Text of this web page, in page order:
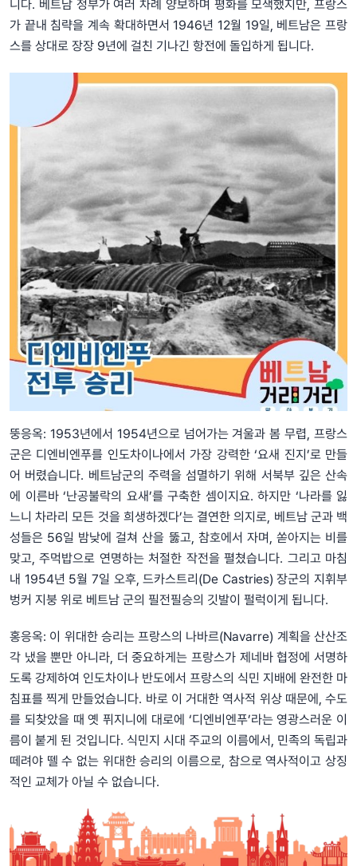
니다. 베트남 정부가 여러 차례 양보하며 평화를 모색했지만, 프랑스
가 끝내 침략을 계속 확대하면서 1946년 12월 19일, 베트남은 프랑
스를 상대로 장장 9년에 걸친 기나긴 항전에 돌입하게 됩니다.
뚱응옥: 1953년에서 1954년으로 넘어가는 겨울과 봄 무렵, 프랑스
군은 디엔비엔푸를 인도차이나에서 가장 강력한 ‘요새 진지’로 만들
어 버렸습니다. 베트남군의 주력을 섬멸하기 위해 서북부 깊은 산속
에 이른바 ‘난공불락의 요새’를 구축한 셈이지요. 하지만 ‘나라를 잃
느니 차라리 모든 것을 희생하겠다’는 결연한 의지로, 베트남 군과 백
성들은 56일 밤낮에 걸쳐 산을 뚫고, 참호에서 자며, 쏟아지는 비를
맞고, 주먹밥으로 연명하는 처절한 작전을 펼쳤습니다. 그리고 마침
내 1954년 5월 7일 오후, 드카스트리(De Castries) 장군의 지휘부
벙커 지붕 위로 베트남 군의 필전필승의 깃발이 펄럭이게 됩니다.
홍응옥: 이 위대한 승리는 프랑스의 나바르(Navarre) 계획을 산산조
각 냈을 뿐만 아니라, 더 중요하게는 프랑스가 제네바 협정에 서명하
도록 강제하여 인도차이나 반도에서 프랑스의 식민 지배에 완전한 마
침표를 찍게 만들었습니다. 바로 이 거대한 역사적 위상 때문에, 수도
를 되찾았을 때 옛 퓌지니에 대로에 ‘디엔비엔푸’라는 영광스러운 이
름이 붙게 된 것입니다. 식민지 시대 주교의 이름에서, 민족의 독립과
떼려야 뗄 수 없는 위대한 승리의 이름으로, 참으로 역사적이고 상징
적인 교체가 아닐 수 없습니다.